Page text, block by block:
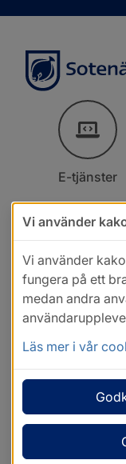
E-tjänster
Vi använder
Vi använder
fungera på ett
medan andra
Läs mer i vår